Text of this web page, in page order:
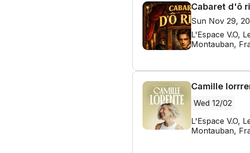
Cabaret d'ô
Sun Nov 29,
L'Espace V.O,
Montauban,
Camille
Wed 12/02
L'Espace V.O,
Montauban,